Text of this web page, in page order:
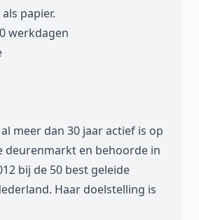
papier.
werkdagen
al meer dan 30 jaar actief is op
deurenmarkt en behoorde in
bij de 50 best geleide
Haar doelstelling is